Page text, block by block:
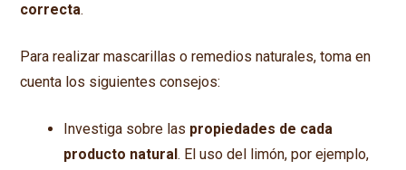
correcta.
Para realizar mascarillas o remedios naturales, toma en
cuenta los siguientes consejos:
Investiga sobre las propiedades de cada
producto natural. El uso del limón, por ejemplo,